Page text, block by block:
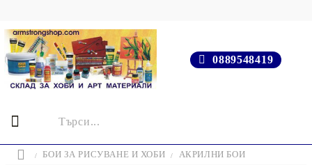
0889548419
БОИ ЗА РИСУВАНЕ И ХОБИ АКРИЛНИ БОИ